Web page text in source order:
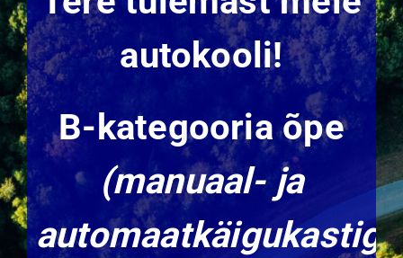
autokooli!
B-kategooria õpe
(manuaal- ja
automaatkäigukastiga